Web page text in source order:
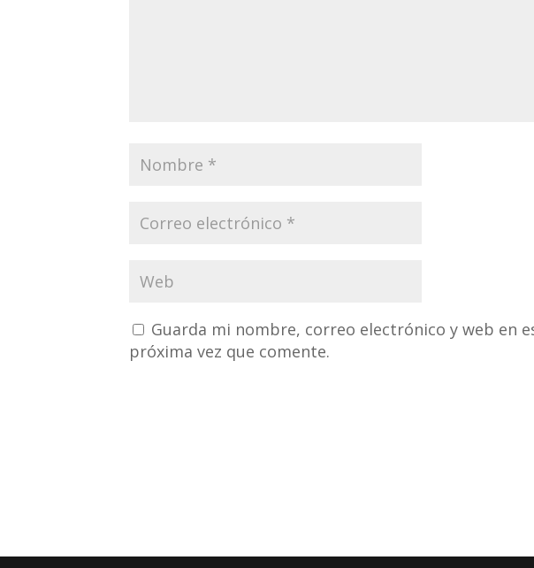
Guarda mi nombre, correo electrónico y web en
próxima vez que comente.